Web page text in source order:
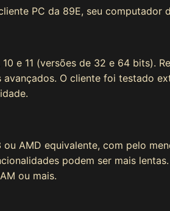
PC da 89E, seu computador
e 11 (versões de 32 e 64 bits).
O cliente foi testado
AMD equivalente, com pelo
podem ser mais
ou mais.